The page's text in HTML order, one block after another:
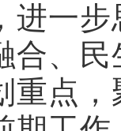
进一
合、
重点